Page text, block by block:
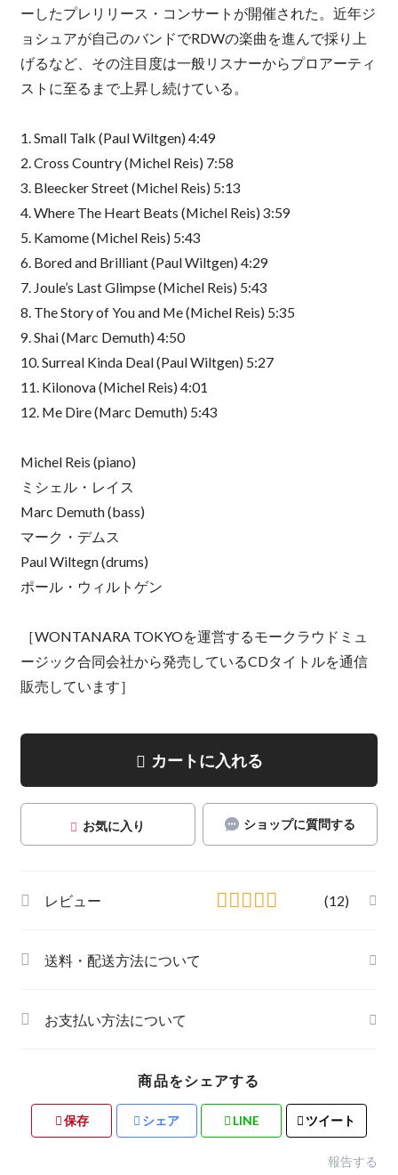
ーしたプレリリース・コンサートが開催された。近年ジ
ョシュアが自己のバンドでRDWの楽曲を進んで採り上
げるなど、その注目度は一般リスナーからプロアーティ
ストに至るまで上昇し続けている。
1. Small Talk (Paul Wiltgen) 4:49
2. Cross Country (Michel Reis) 7:58
3. Bleecker Street (Michel Reis) 5:13
4. Where The Heart Beats (Michel Reis) 3:59
5. Kamome (Michel Reis) 5:43
6. Bored and Brilliant (Paul Wiltgen) 4:29
7. Joule’s Last Glimpse (Michel Reis) 5:43
8. The Story of You and Me (Michel Reis) 5:35
9. Shai (Marc Demuth) 4:50
10. Surreal Kinda Deal (Paul Wiltgen) 5:27
11. Kilonova (Michel Reis) 4:01
12. Me Dire (Marc Demuth) 5:43
Michel Reis (piano)
ミシェル・レイス
Marc Demuth (bass)
マーク・デムス
Paul Wiltegn (drums)
ポール・ウィルトゲン
［WONTANARA TOKYOを運営するモークラウドミュ
ージック合同会社から発売しているCDタイトルを通信
販売しています］
カートに入れる
お気に入り ショップに質問する
レビュー (12)
送料・配送方法について
お支払い方法について
商品をシェアする
保存 シェア LINE ツイート
報告する